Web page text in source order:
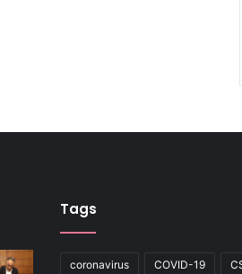
Tags
coronavirus COVID-19